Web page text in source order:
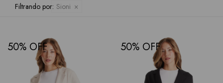
Filtrando por: Sioni
50 50